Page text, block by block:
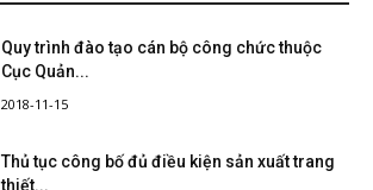
Quy trình đào tạo cán bộ công chức thuộc
Cục Quản...
2018-11-15
Thủ tục công bố đủ điều kiện sản xuất trang
thiết...